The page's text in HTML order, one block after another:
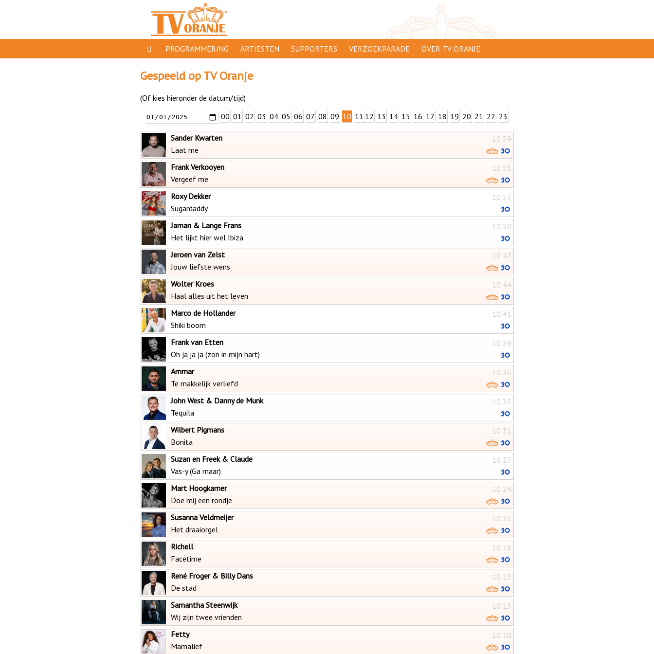
PROGRAMMERING
11 VAN ORANJE
ARTIESTEN SUPPORTERS VERZOEKPARADE OVER TV ORANJE
Gespeeld op TV Oranje
(Of kies hieronder de datum/tijd)
00 01 02 03 04 05 06 07 08 09 10 11 12 13 14 15 16 17 18 19 20 21 22 23
10:59
Sander Kwarten
Laat me
10:55
Frank Verkooyen
Vergeef me
10:53
Roxy Dekker
Sugardaddy
10:50
Jaman & Lange Frans
Het lijkt hier wel Ibiza
10:47
Jeroen van Zelst
Jouw liefste wens
10:44
Wolter Kroes
Haal alles uit het leven
10:41
Marco de Hollander
Shiki boom
10:39
Frank van Etten
Oh ja ja ja (zon in mijn hart)
10:36
Ammar
Te makkelijk verliefd
10:33
John West & Danny de Munk
Tequila
10:31
Wilbert Pigmans
Bonita
10:27
Suzan en Freek & Claude
Vas-y (Ga maar)
10:24
Mart Hoogkamer
Doe mij een rondje
10:21
Susanna Veldmeijer
Het draaiorgel
10:18
Richell
Facetime
10:15
René Froger & Billy Dans
De stad
10:13
Samantha Steenwijk
Wij zijn twee vrienden
10:10
Fetty
Mamalief